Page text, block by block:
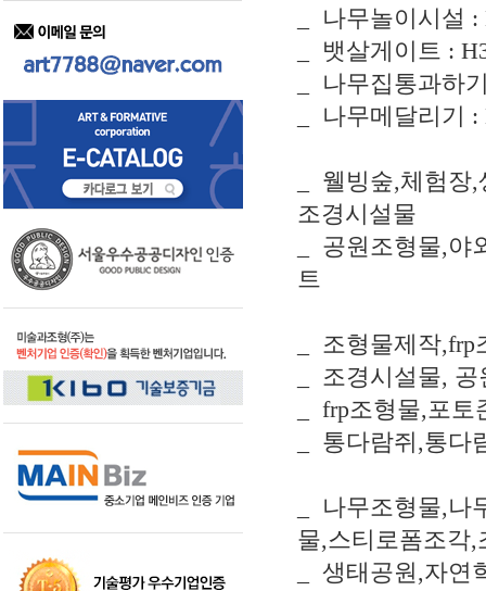
_ 나무놀이시설
_ 뱃살게이트 :
_ 나무집통과하
_ 나무메달리기
_ 웰빙숲,체험
조경시설물
_ 공원조형물,
트
_ 조형물제작
_ 조경시설물,
_ frp조형물,포
_ 통다람쥐,통
_ 나무조형물,
물,스티로폼조각,
_ 생태공원,자